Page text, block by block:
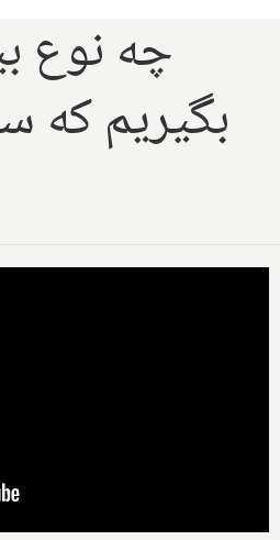
چه نوع
بگیریم که